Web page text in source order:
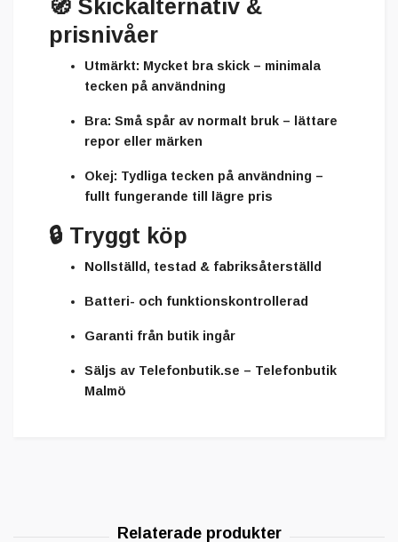
🧭 Skickalternativ &
prisnivåer
Utmärkt: Mycket bra skick – minimala
tecken på användning
Bra: Små spår av normalt bruk – lättare
repor eller märken
Okej: Tydliga tecken på användning –
fullt fungerande till lägre pris
🔒 Tryggt köp
Nollställd, testad & fabriksåterställd
Batteri- och funktionskontrollerad
Garanti från butik ingår
Säljs av Telefonbutik.se – Telefonbutik
Malmö